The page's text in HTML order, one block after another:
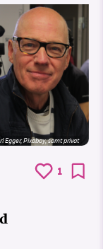
Egger, Pixabay, samt privat
1